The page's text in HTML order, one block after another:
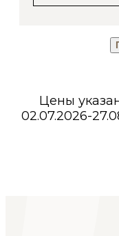
Цены
02.07.2026-